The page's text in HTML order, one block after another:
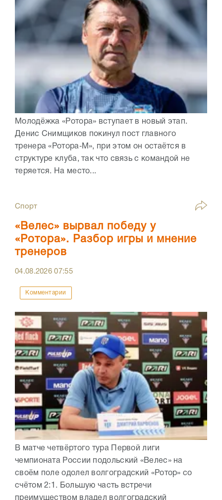
Молодёжка «Ротора» вступает в новый этап.
Денис Снимщиков покинул пост главного
тренера «Ротора‑М», при этом он остаётся в
структуре клуба, так что связь с командой не
теряется. На место...
Спорт
«Велес» вырвал победу у
«Ротора». Разбор игры и мнение
тренеров
04.08.202607:55
Комментарии
В матче четвёртого тура Первой лиги
чемпионата России подольский «Велес» на
своём поле одолел волгоградский «Ротор» со
счётом 2:1. Большую часть встречи
преимуществом владел волгоградский